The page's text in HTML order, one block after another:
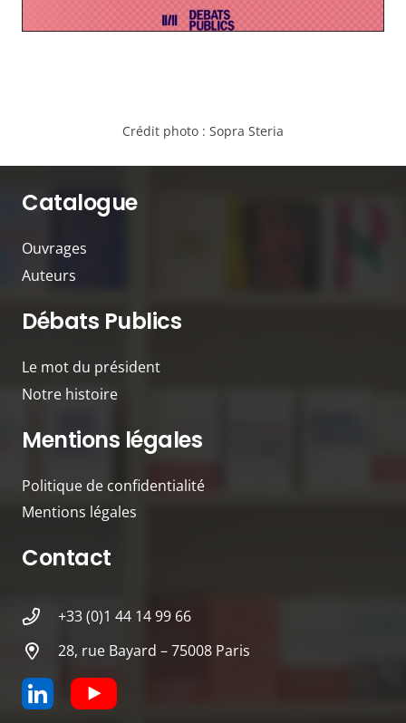
Crédit photo : Sopra Steria
Catalogue
Ouvrages
Auteurs
Débats Publics
Le mot du président
Notre histoire
Mentions légales
Politique de confidentialité
Mentions légales
Contact
+33 (0)1 44 14 99 66
28, rue Bayard – 75008 Paris